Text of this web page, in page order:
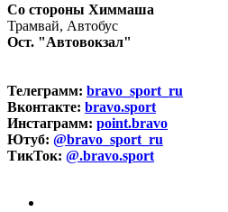
Со стороны Химмаша
Трамвай, Автобус
Ост. "Автовокзал"
Телеграмм: bravo_sport_ru
Вконтакте: bravo.sport
Инстаграмм: point.bravo
Ютуб: @bravo_sport_ru
ТикТок: @.bravo.sport